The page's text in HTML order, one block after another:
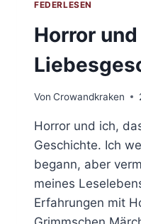
FEDERLESEN
Horror
Von Crowandkraken
Horror und ich,
Geschichte. Ich
begann, aber
meines
Erfahrungen mit